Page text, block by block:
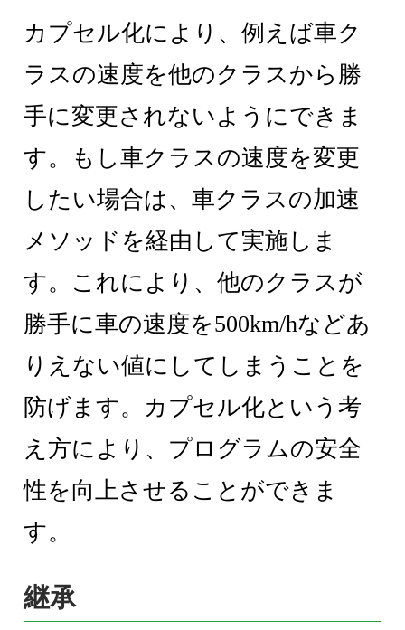
カプセル化により、例えば車ク
ラスの速度を他のクラスから勝
手に変更されないようにできま
す。もし車クラスの速度を変更
したい場合は、車クラスの加速
メソッドを経由して実施しま
す。これにより、他のクラスが
勝手に車の速度を500km/hなどあ
りえない値にしてしまうことを
防げます。カプセル化という考
え方により、プログラムの安全
性を向上させることができま
す。
継承